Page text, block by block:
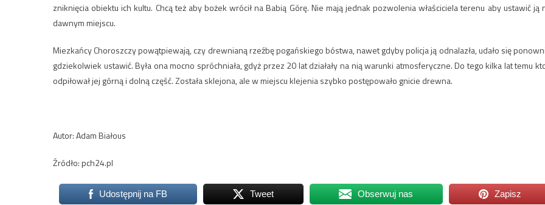
zniknięcia obiektu ich kultu. Chcą też aby bożek wrócił na Babią Górę. Nie mają jednak pozwolenia właściciela terenu aby ustawić ją
dawnym miejscu.
Miezkańcy Choroszczy powątpiewają, czy drewnianą rzeźbę pogańskiego bóstwa, nawet gdyby policja ją odnalazła, udało się
gdziekolwiek ustawić. Była ona mocno spróchniała, gdyż przez 20 lat działały na nią warunki atmosferyczne. Do tego kilka lat temu
odpiłował jej górną i dolną część. Została sklejona, ale w miejscu klejenia szybko postępowało gnicie drewna.
Autor: Adam Białous
Źródło: pch24.pl
Udostępnij na FB Tweet Obserwuj nas Zapisz